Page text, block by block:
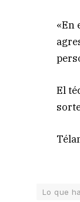
«En
El
Lo que